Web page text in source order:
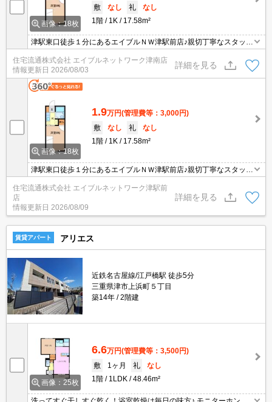
画像：18枚
敷
なし 礼
なし
1階
1K 17.58m²
津駅東口徒歩１分にあるエイブルＮＷ津駅前店♪親切丁寧なスタッフ
がお客様にあったお部屋探しをしてくれます＊。お部屋探しが初め
て！と言う方も、何度もしてるよ♪と言う方も、是非一度足を運んで
みて下さい＊。
住宅流通株式会社 エイブルネットワーク津南店
情報更新日 2026/08/03
詳細を見る
画像：18枚
1.9万円(管理費等：3,000円)
敷
なし 礼
なし
1階
1K 17.58m²
津駅東口徒歩１分にあるエイブルＮＷ津駅前店♪親切丁寧なスタッフ
がお客様にあったお部屋探しをしてくれます＊。お部屋探しが初め
て！と言う方も、何度もしてるよ♪と言う方も、是非一度足を運んで
住宅流通株式会社 エイブルネットワーク津駅前
店
情報更新日 2026/08/09
詳細を見る
賃貸アパート アリエス
近鉄名古屋線/江戸橋駅 徒歩5分
三重県津市上浜町５丁目
築14年
2階建
画像：25枚
6.6万円(管理費等：3,500円)
敷
1ヶ月 礼
なし
1階
1LDK 48.46m²
洗ってすぐ干しすぐ乾く！浴室乾燥は毎日の味方♪ モニターホン付